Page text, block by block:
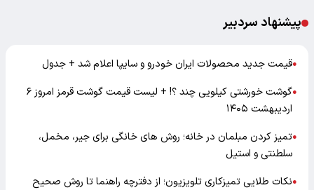
پیشنهاد سردبیر
●قیمت جدید محصولات ایران خودرو و سایپا اعلام شد + جدول
●
گوشت خورشتی کیلویی چند ؟! + لیست قیمت گوشت قرمز امروز ۶
اردیبهشت ۱۴۰۵
●تمیز کردن مبلمان در خانه؛ روش های خانگی برای جیر، مخمل،
سلطنتی و استیل
●نکات طلایی تمیزکاری تلویزیون؛ از دفترچه راهنما تا روش صحیح